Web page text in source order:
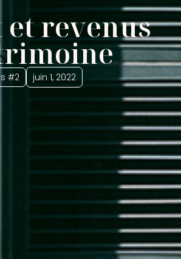
revenus
#2 juin 1, 2022